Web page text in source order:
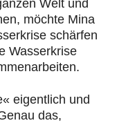
Welt und
möchte Mina
schärfen
Wasserkrise
eigentlich und
das,